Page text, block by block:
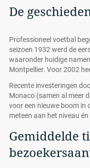
De
Professioneel voetbal
seizoen 1932 werd de
waaronder huidige
Montpellier. Voor 2002
Recente investeringen
Monaco (samen al meer
voor een nieuwe boom in
meteen aan het niveau
Gemiddelde